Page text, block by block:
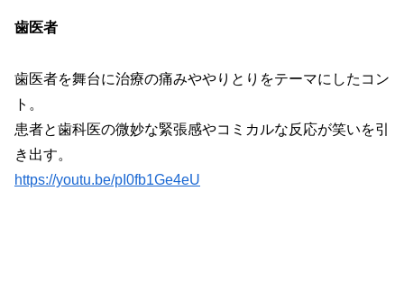
歯医者
歯医者を舞台に治療の痛みややりとりをテーマにしたコン
ト。
患者と歯科医の微妙な緊張感やコミカルな反応が笑いを引
き出す。
https://youtu.be/pI0fb1Ge4eU